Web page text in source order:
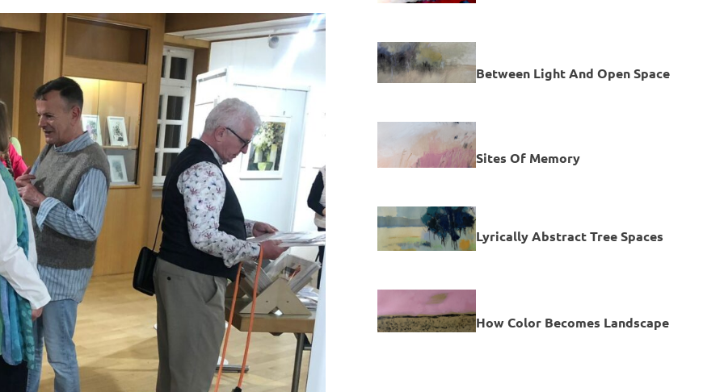
Between Light And Open Space
Sites Of Memory
Lyrically Abstract Tree Spaces
How Color Becomes Landscape